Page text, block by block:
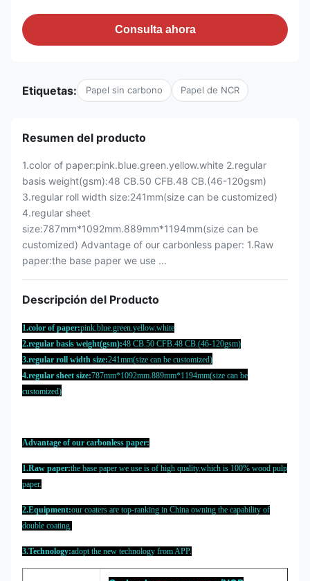
Consulta ahora
Etiquetas: Papel sin carbono Papel de NCR
Resumen del producto
1.color of paper:pink.blue.green.yellow.white 2.regular
basis weight(gsm):48 CB.50 CFB.48 CB.(46-120gsm)
3.regular roll width size:241mm(size can be customized)
4.regular sheet
size:787mm*1092mm.889mm*1194mm(size can be
customized) Advantage of our carbonless paper: 1.Raw
paper:the base paper we use ...
Descripción del Producto
1.color of paper:pink.blue.green.yellow.white
2.regular basis weight(gsm):48 CB.50 CFB.48 CB.(46-120gsm)
3.regular roll width size:241mm(size can be customized)
4.regular sheet size:787mm*1092mm.889mm*1194mm(size can be
customized)
Advantage of our carbonless paper:
1.Raw paper:the base paper we use is of high quality.which is 100% wood pulp
paper.
2.Equipment:our coaters are top-ranking in China owning the capability of
double coating.
3.Technology:adopt the new technology from APP.